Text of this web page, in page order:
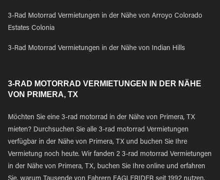
3-Rad Motorrad Vermietungen in der Nähe von Arroyo Colorado
Estates Colonia
3-Rad Motorrad Vermietungen in der Nähe von Indian Hills
3-RAD MOTORRAD VERMIETUNGEN IN DER NÄHE
VON PRIMERA, TX
Möchten Sie eine 3-rad motorrad in der Nähe von Primera, TX
mieten? Durchsuchen Sie alle 3-rad motorrad Vermietungen
verfügbar in der Nähe von Primera, TX und buchen Sie Ihre
Vermietung noch heute. Wir fanden 2 3-rad motorrad Vermietungen
in der Nähe von Primera, TX, buchen Sie Ihre online und erfahren